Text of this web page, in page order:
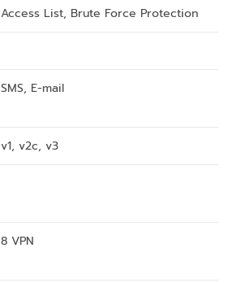
Access List, Brute Force Protection
SMS, E-mail
v1, v2c, v3
8 VPN